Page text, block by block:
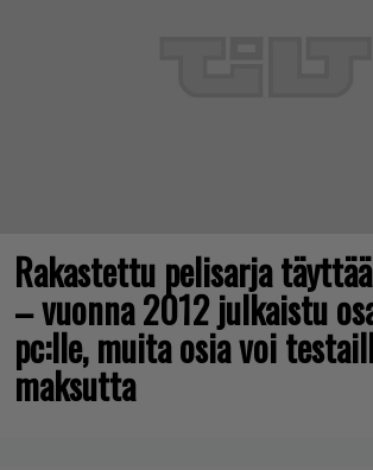
Rakastettu pelisarja
– vuonna 2012 julkaistu
pc:lle, muita osia voi
maksutta